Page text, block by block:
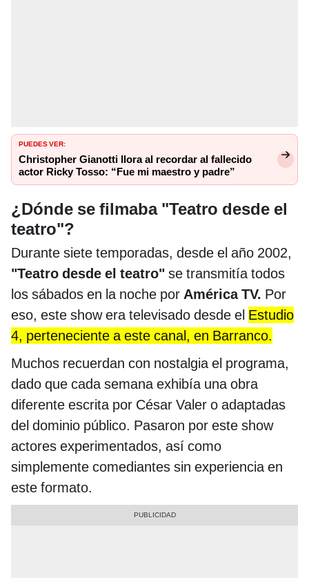
PUEDES VER:
Christopher Gianotti llora al recordar al fallecido
actor Ricky Tosso: “Fue mi maestro y padre”
¿Dónde se filmaba "Teatro desde el
teatro"?
Durante siete temporadas, desde el año 2002,
"Teatro desde el teatro" se transmitía todos
los sábados en la noche por América TV. Por
eso, este show era televisado desde el Estudio
4, perteneciente a este canal, en Barranco.
Muchos recuerdan con nostalgia el programa,
dado que cada semana exhibía una obra
diferente escrita por César Valer o adaptadas
del dominio público. Pasaron por este show
actores experimentados, así como
simplemente comediantes sin experiencia en
este formato.